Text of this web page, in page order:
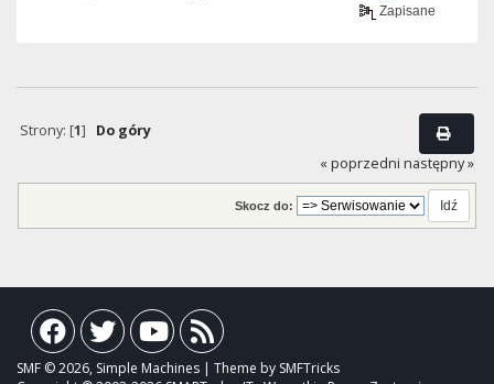
Zapisane
Strony: [1] Do góry
« poprzedni następny »
Skocz do:
SMF © 2026, Simple Machines | Theme by SMFTricks